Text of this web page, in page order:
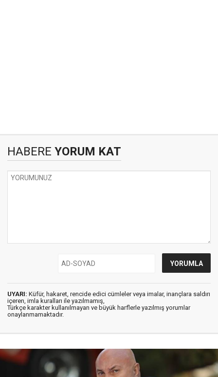
HABERE YORUM KAT
UYARI: Küfür, hakaret, rencide edici cümleler veya imalar, inançlara saldırı
içeren, imla kuralları ile yazılmamış,
Türkçe karakter kullanılmayan ve büyük harflerle yazılmış yorumlar
onaylanmamaktadır.